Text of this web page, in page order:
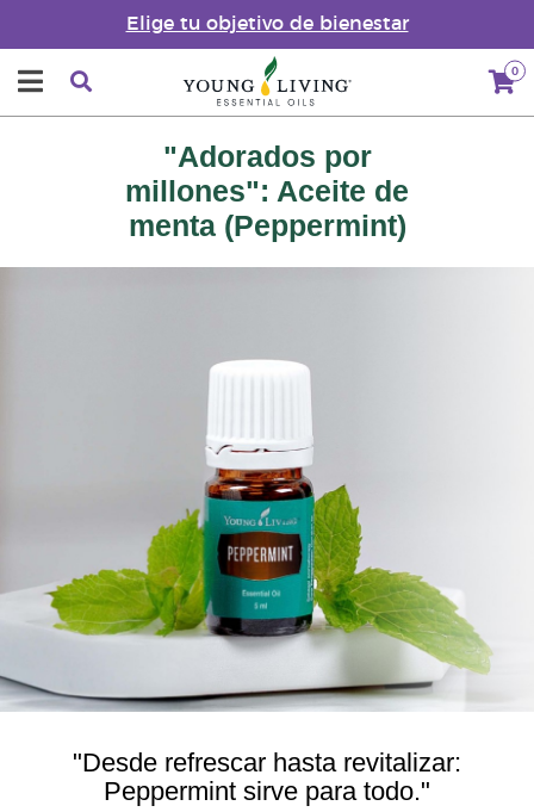
Elige tu objetivo de bienestar
0
"Adorados por
millones": Aceite de
menta (Peppermint)
"Desde refrescar hasta revitalizar:
Peppermint sirve para todo."